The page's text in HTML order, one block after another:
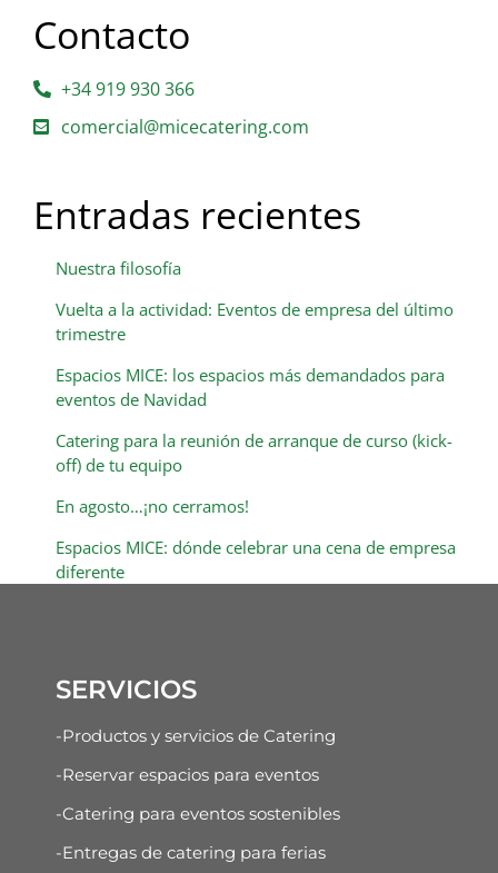
Contacto
+34 919 930 366
comercial@micecatering.com
Entradas recientes
Nuestra filosofía
Vuelta a la actividad: Eventos de empresa del último
trimestre
Espacios MICE: los espacios más demandados para
eventos de Navidad
Catering para la reunión de arranque de curso (kick-
off) de tu equipo
En agosto…¡no cerramos!
Espacios MICE: dónde celebrar una cena de empresa
diferente
SERVICIOS
-Productos y servicios de Catering
-Reservar espacios para eventos
-Catering para eventos sostenibles
-Entregas de catering para ferias